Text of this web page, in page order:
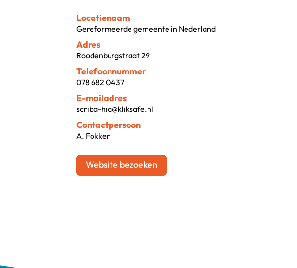
Locatienaam
Gereformeerde gemeente in Nederland
Adres
Roodenburgstraat 29
Telefoonnummer
078 682 0437
E-mailadres
scriba-hia@kliksafe.nl
Contactpersoon
A. Fokker
Website bezoeken